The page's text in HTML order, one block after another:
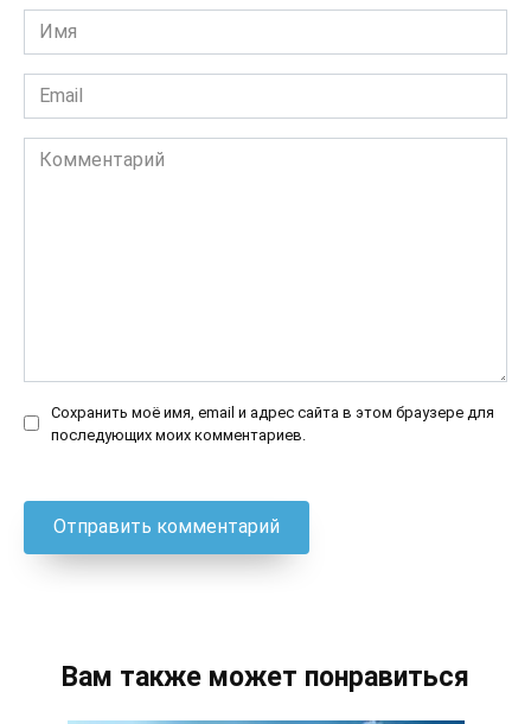
Имя
*
Email
*
Комментарий
Сохранить моё имя, email и адрес сайта в этом браузере для
последующих моих комментариев.
Вам также может понравиться